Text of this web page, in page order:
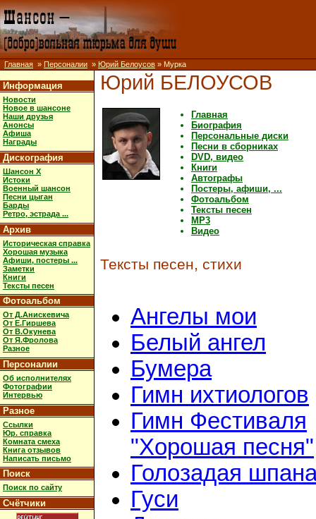
Главная » Персоналии » Юрий Белоусов » Мурка
Информация
Новости
Новое в шансоне
Наши друзья
Анонсы
Афиша
Награды
Дискография
Шансон X
Истоки
Военный шансон
Песни цыган
Барды
Ретро, эстрада ...
Архив
Историческая справка
Хорошая музыка
Афиши, постеры ...
Заметки
Книги
Тексты песен
Фотоальбом
От Д.Анискевича
От Е.Гиршева
От В.Окунева
От Я.Фролова
Разное
Персоналии
Об исполнителях
Фотографии
Интервью
Разное
Ссылки
Юр. справка
Комната смеха
Книга отзывов
Написать письмо
Поиск
Поиск по сайту
Счётчики
Юрий БЕЛОУСОВ
Главная
Биография
Персональные диски
Песни в сборниках
DVD, видео
Книги
Автографы
Постеры, афиши, ...
Фотоальбом
Тексты песен
MP3
Видео
Тексты песен, стихи
Ангелы мои
Белый ангел
Бумера
Гимн ихтиологов
Гимн Фестиваля
"Хорошая песня"
Голозадая
Гуси